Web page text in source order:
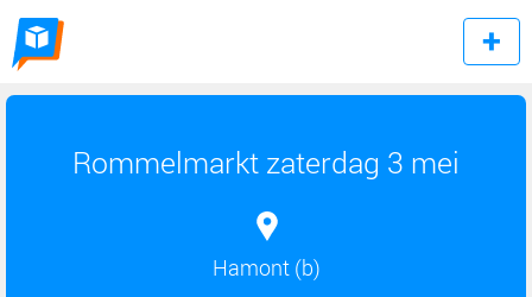
Rommelmarkt zaterdag 3 mei
Hamont (b)